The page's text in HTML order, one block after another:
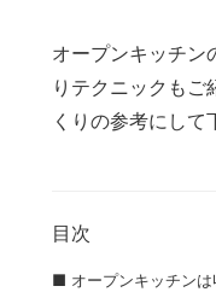
オープンキッチン
りテクニックもご
くりの参考にして
目次
■ オープンキッチンは